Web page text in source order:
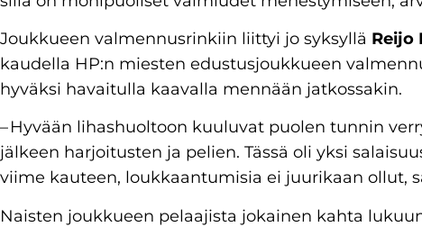
Joukkueen valmennusrinkiin liittyi jo syksyllä Reijo
kaudella HP:n miesten edustusjoukkueen
hyväksi havaitulla kaavalla mennään jatkossakin.
– Hyvään lihashuoltoon kuuluvat puolen tunnin
jälkeen harjoitusten ja pelien. Tässä oli yksi
viime kauteen, loukkaantumisia ei juurikaan ollut,
Naisten joukkueen pelaajista jokainen kahta